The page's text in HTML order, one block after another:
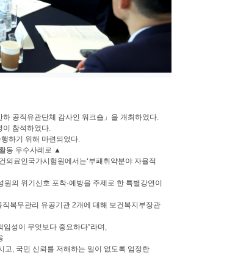
공직유관단체 감사인 워크숍」을 개최하였다.
이 참석하였다.
하기 위해 마련되었다.
동 우수사례로 ▲
료인국가시험원에서는‘부패취약분야 자율적
의 위기신호 포착·예방을 주제로 한 특별강연이
복무관리 유공기관 2개에 대해 보건복지부장관
성이 무엇보다 중요하다”라며,
고, 국민 신뢰를 저해하는 일이 없도록 엄정한